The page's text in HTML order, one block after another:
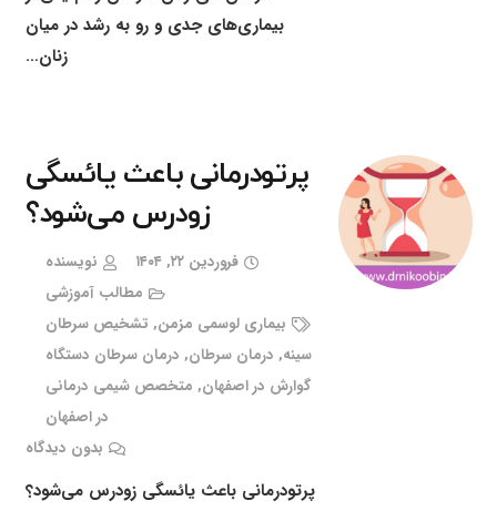
بیماری‌های جدی و رو به رشد در میان
زنان…
پرتودرمانی باعث یائسگی
زودرس می‌شود؟
فروردین ۲۲, ۱۴۰۴
نویسنده
مطالب آموزشی
بیماری لوسمی مزمن, تشخیص سرطان
سینه, درمان سرطان, درمان سرطان دستگاه
گوارش در اصفهان, متخصص شیمی درمانی
در اصفهان
بدون دیدگاه
پرتودرمانی باعث یائسگی زودرس می‌شود؟